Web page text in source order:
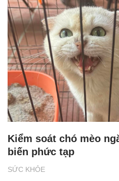
SỨC KHỎE
Kiểm soát chó mèo
biến phức tạp